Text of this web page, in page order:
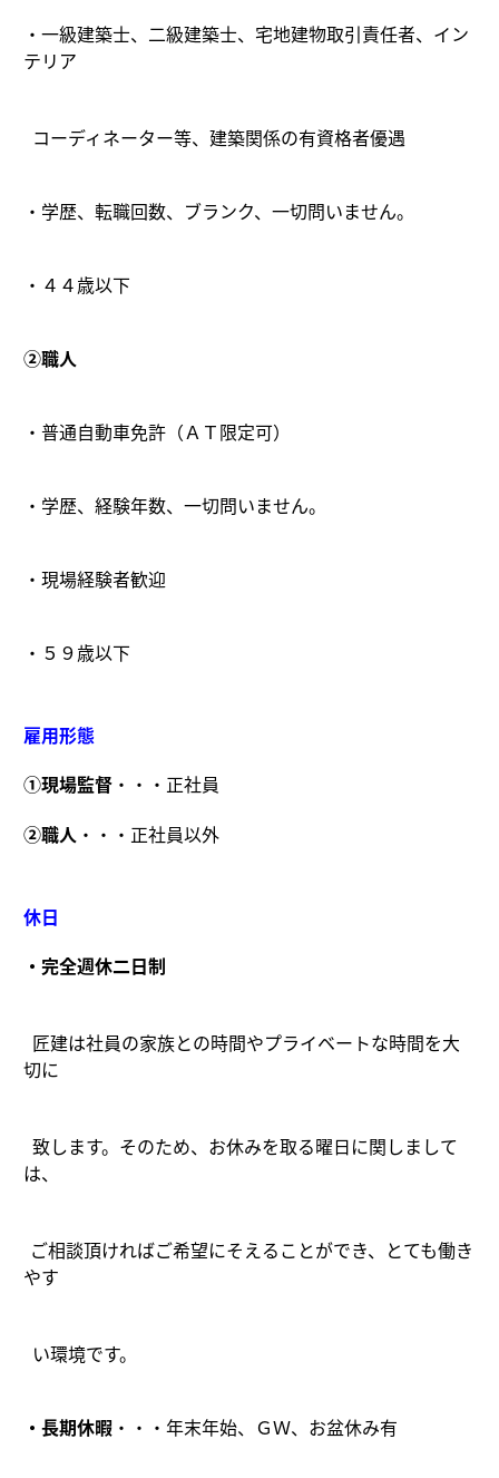
・一級建築士、二級建築士、宅地建物取引責任者、イン
テリア
コーディネーター等、建築関係の有資格者優遇
・学歴、転職回数、ブランク、一切問いません。
・４４歳以下
②職人
・普通自動車免許（ＡＴ限定可）
・学歴、経験年数、一切問いません。
・現場経験者歓迎
・５９歳以下
雇用形態
①現場監督 ・・・正社員
②職人 ・・・正社員以外
休日
・完全週休二日制
匠建は社員の家族との時間やプライベートな時間を大
切に
致します。そのため、お休みを取る曜日に関しまして
は、
ご相談頂ければご希望にそえることができ、とても働き
やす
い環境です。
・長期休暇 ・・・年末年始、ＧＷ、お盆休み有